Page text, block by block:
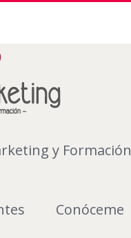
y Formación
Conóceme